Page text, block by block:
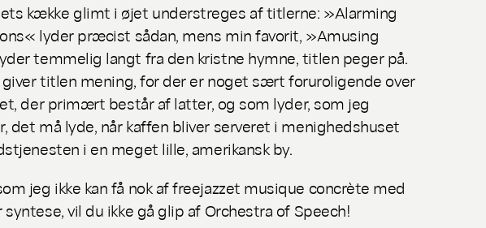
kække glimt i øjet understreges af titlerne: »Alarming
lyder præcist sådan, mens min favorit, »Amusing
temmelig langt fra den kristne hymne, titlen peger på.
titlen mening, for der er noget sært foruroligende over
der primært består af latter, og som lyder, som jeg
det må lyde, når kaffen bliver serveret i menighedshuset
i en meget lille, amerikansk by.
jeg ikke kan få nok af freejazzet musique concrète med
vil du ikke gå glip af Orchestra of Speech!